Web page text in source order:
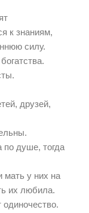
к знаниям,
силу.
друзей,
душе, тогда
мать у них на
их любила.
одиночество.